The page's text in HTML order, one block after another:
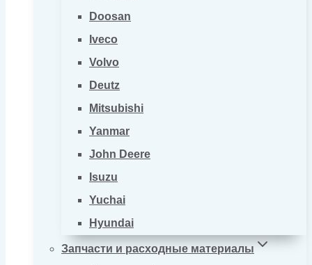
Doosan
Iveco
Volvo
Deutz
Mitsubishi
Yanmar
John Deere
Isuzu
Yuchai
Hyundai
Запчасти и расходные материалы